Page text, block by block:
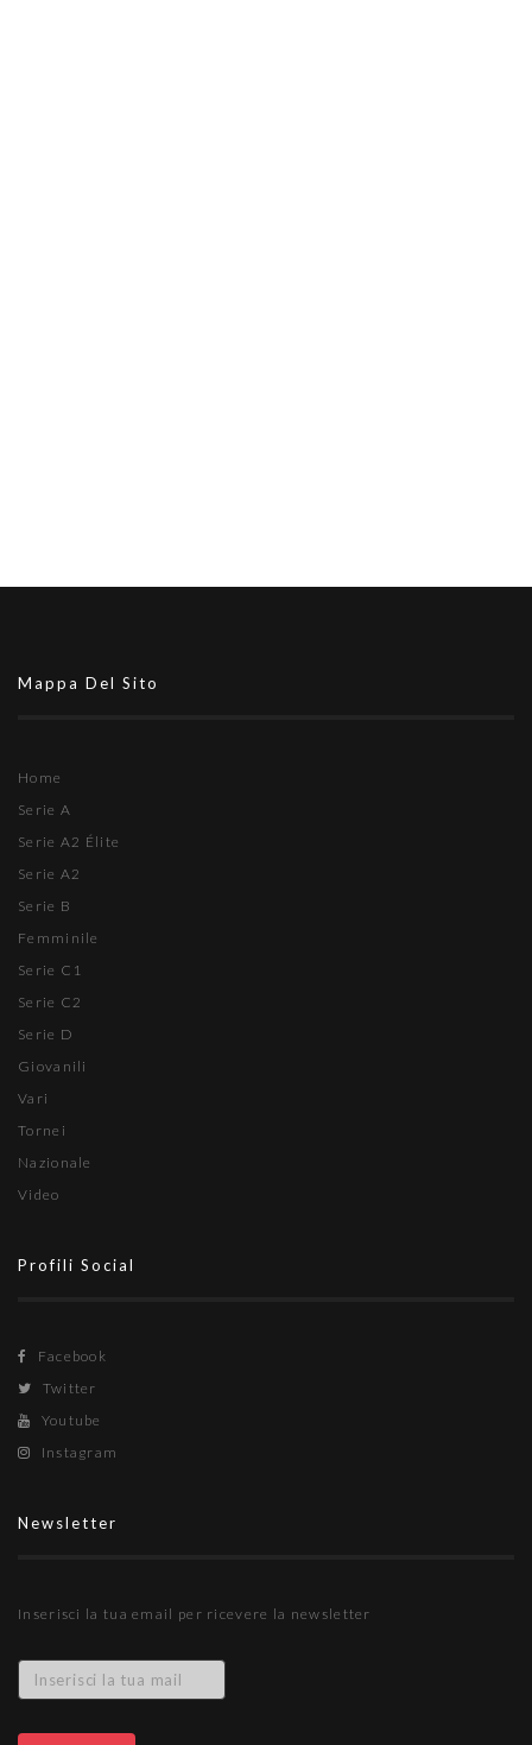
Mappa Del Sito
Home
Serie A
Serie A2 Élite
Serie A2
Serie B
Femminile
Serie C1
Serie C2
Serie D
Giovanili
Vari
Tornei
Nazionale
Video
Profili Social
Facebook
Twitter
Youtube
Instagram
Newsletter
Inserisci la tua email per ricevere la newsletter